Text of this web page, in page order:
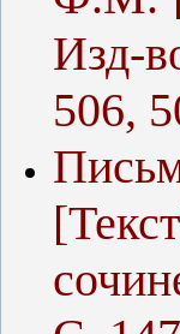
Изд-
506,